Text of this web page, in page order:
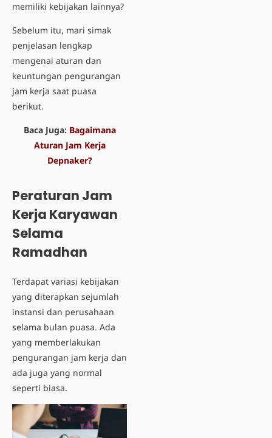
memiliki kebijakan lainnya?
Sebelum itu, mari simak
penjelasan lengkap
mengenai aturan dan
keuntungan pengurangan
jam kerja saat puasa
berikut.
Baca Juga: Bagaimana
Aturan Jam Kerja
Depnaker?
Peraturan Jam
Kerja Karyawan
Selama
Ramadhan
Terdapat variasi kebijakan
yang diterapkan sejumlah
instansi dan perusahaan
selama bulan puasa. Ada
yang memberlakukan
pengurangan jam kerja dan
ada juga yang normal
seperti biasa.